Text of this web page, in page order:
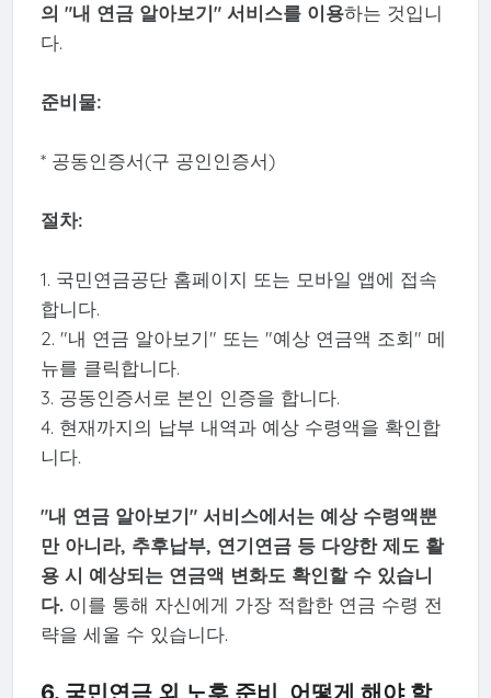
의 "내 연금 알아보기" 서비스를 이용하는 것입니
다.
준비물:
* 공동인증서(구 공인인증서)
절차:
1. 국민연금공단 홈페이지 또는 모바일 앱에 접속
합니다.
2. "내 연금 알아보기" 또는 "예상 연금액 조회" 메
뉴를 클릭합니다.
3. 공동인증서로 본인 인증을 합니다.
4. 현재까지의 납부 내역과 예상 수령액을 확인합
니다.
"내 연금 알아보기" 서비스에서는 예상 수령액뿐
만 아니라, 추후납부, 연기연금 등 다양한 제도 활
용 시 예상되는 연금액 변화도 확인할 수 있습니
다.이를 통해 자신에게 가장 적합한 연금 수령 전
략을 세울 수 있습니다.